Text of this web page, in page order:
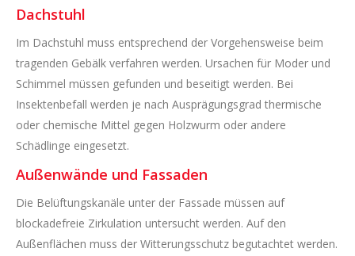
Dachstuhl
Im Dachstuhl muss entsprechend der Vorgehensweise beim
tragenden Gebälk verfahren werden. Ursachen für Moder und
Schimmel müssen gefunden und beseitigt werden. Bei
Insektenbefall werden je nach Ausprägungsgrad thermische
oder chemische Mittel gegen Holzwurm oder andere
Schädlinge eingesetzt.
Außenwände und Fassaden
Die Belüftungskanäle unter der Fassade müssen auf
blockadefreie Zirkulation untersucht werden. Auf den
Außenflächen muss der Witterungsschutz begutachtet werden.